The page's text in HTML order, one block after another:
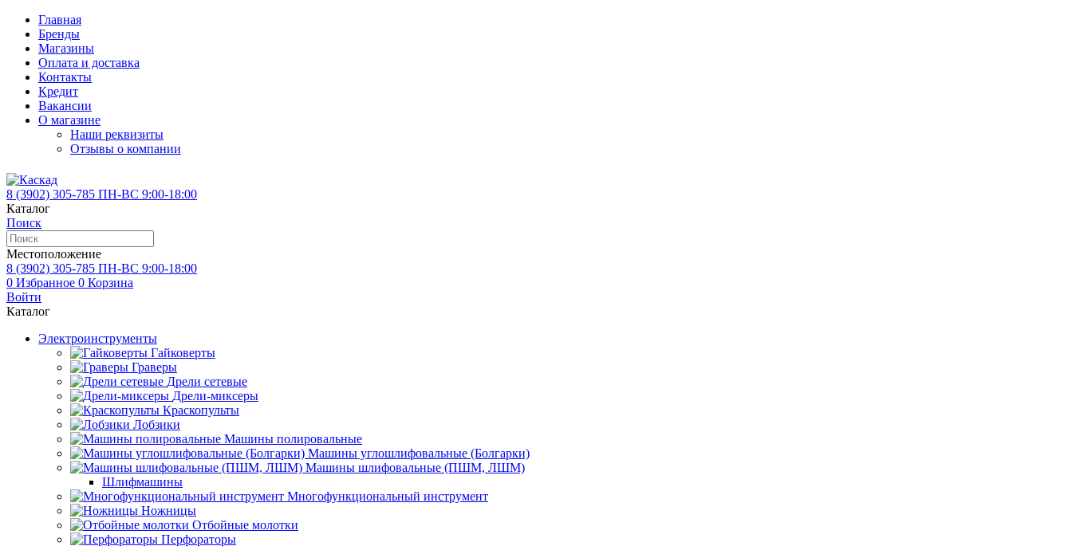
Главная
Бренды
Магазины
Оплата и доставка
Контакты
Кредит
Вакансии
О магазине
Наши реквизиты
Отзывы о компании
8 (3902) 305-785 ПН-ВС 9:00-18:00
Каталог
Поиск
Местоположение
8 (3902) 305-785 ПН-ВС 9:00-18:00
0 Избранное 0 Корзина
Войти
Каталог
Электроинструменты
Гайковерты
Граверы
Дрели сетевые
Дрели-миксеры
Краскопульты
Лобзики
Машины полировальные
Машины углошлифовальные (Болгарки)
Машины шлифовальные (ПШМ, ЛШМ)
Шлифмашины
Многофункциональный инструмент
Ножницы
Отбойные молотки
Перфораторы